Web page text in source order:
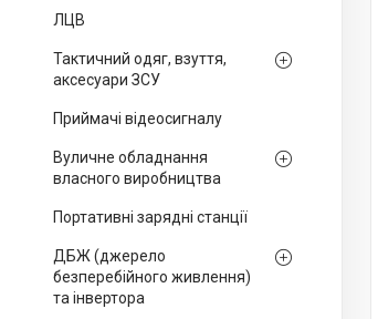
ЛЦВ
Тактичний одяг, взуття,
аксесуари ЗСУ
Приймачі відеосигналу
Вуличне обладнання
власного виробництва
Портативні зарядні станції
ДБЖ (джерело
безперебійного живлення)
та інвертора